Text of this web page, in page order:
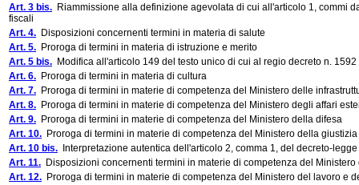
Art. 3 bis. Riammissione alla definizione agevolata di cui all'articolo 1, commi
fiscali
Art. 4. Disposizioni concernenti termini in materia di salute
Art. 5. Proroga di termini in materia di istruzione e merito
Art. 5 bis. Modifica all'articolo 149 del testo unico di cui al regio decreto n.
Art. 6. Proroga di termini in materia di cultura
Art. 7. Proroga di termini in materie di competenza del Ministero delle
Art. 8. Proroga di termini in materie di competenza del Ministero degli affari
Art. 9. Proroga di termini in materie di competenza del Ministero della difesa
Art. 10. Proroga di termini in materie di competenza del Ministero della giustizia
Art. 10 bis. Interpretazione autentica dell'articolo 2, comma 1, del decreto-
Art. 11. Disposizioni concernenti termini in materie di competenza del
Art. 12. Proroga di termini in materie di competenza del Ministero del lavoro e